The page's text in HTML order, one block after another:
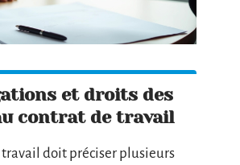
et droits des
contrat de travail
travail doit préciser plusieurs